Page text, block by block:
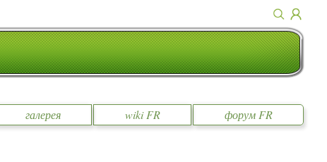
галерея wiki FR форум FR